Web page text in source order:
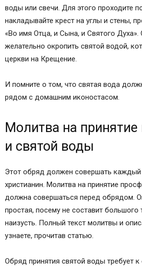
воды или свечи. Для этого проходите
накладывайте крест на углы и стены,
«Во имя Отца, и Сына, и Святого Духа».
желательно окропить святой водой,
церкви на Крещение.
И помните о том, что святая вода
рядом с домашним иконостасом.
Молитва на
и святой воды
Этот обряд должен совершать каждый
христианин. Молитва на принятие
должна совершаться перед обрядом.
простая, посему не составит большого
наизусть. Полный текст молитвы и
узнаете, прочитав статью.
Обряд принятия святой воды требует к